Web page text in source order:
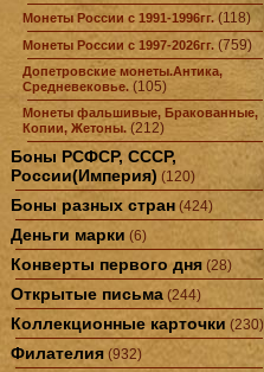
Монеты России с 1991-1996гг. (118)
Монеты России с 1997-2026гг. (759)
Допетровские монеты.Антика,
Средневековье. (105)
Монеты фальшивые, Бракованные,
Копии, Жетоны. (212)
Боны РСФСР, СССР,
России(Империя) (120)
Боны разных стран (424)
Деньги марки (6)
Конверты первого дня (28)
Открытые письма (244)
Коллекционные карточки (230)
Филателия (932)